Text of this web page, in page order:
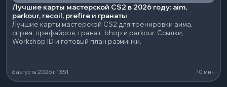
Лучшие карты мастерской CS2 в 2026 году: aim,
parkour, recoil, prefire и гранаты
Лучшие карты мастерской CS2 для тренировки аима,
спрея, префайров, гранат, bhop и parkour. Ссылки,
Workshop ID и готовый план разминки.
6 августа 2026 г.13:51 10 мин